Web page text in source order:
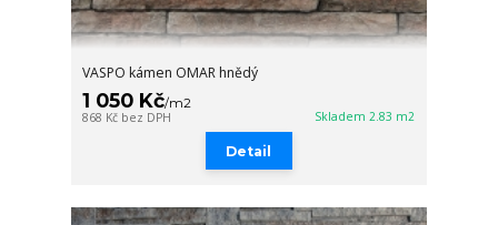
VASPO kámen OMAR hnědý
1 050 Kč/m2
868 Kč bez DPH Skladem 2.83 m2
Detail